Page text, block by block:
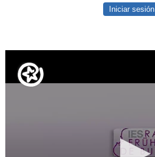
Iniciar sesión